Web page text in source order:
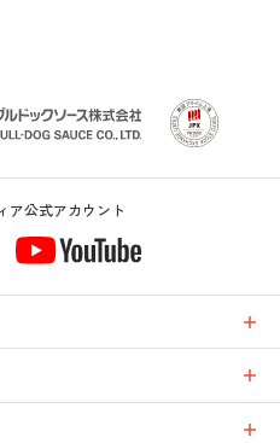
ア公式アカウント